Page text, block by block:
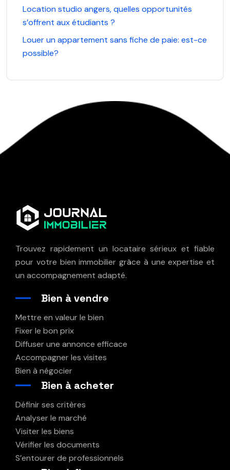
Location studio angers, quelles opportunités
s’offrent aux étudiants ?
Louer un appartement sans fiche de paie: est-ce
possible?
Trouvez rapidement un locataire sérieux et fiable
pour votre bien immobilier grâce à une expertise et
un accompagnement adapté.
Bien à vendre
Mettre en valeur le bien
Fixer le bon prix
Diffuser une annonce efficace
Accompagner les visites
Bien à négocier
Bien à acheter
Définir ses critères
Analyser le marché
Visiter les biens
Vérifier les documents
S’entourer de professionnels